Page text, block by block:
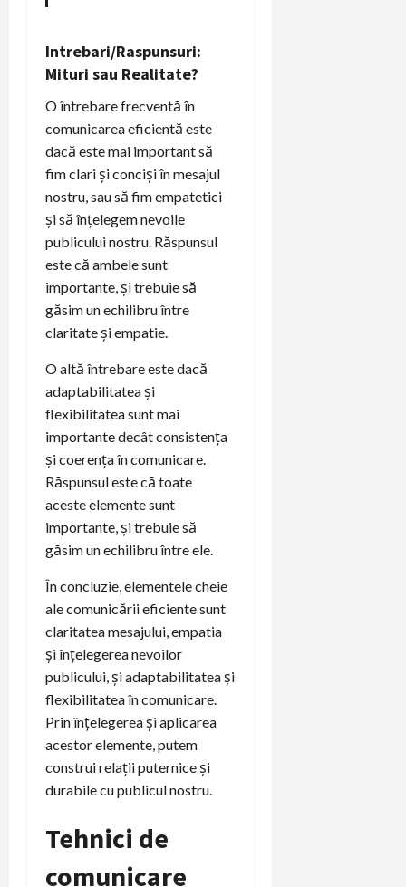
Intrebari/Raspunsuri:
Mituri sau Realitate?
O întrebare frecventă în
comunicarea eficientă este
dacă este mai important să
fim clari și concişi în mesajul
nostru, sau să fim empatetici
și să înțelegem nevoile
publicului nostru. Răspunsul
este că ambele sunt
importante, și trebuie să
găsim un echilibru între
claritate și empatie.
O altă întrebare este dacă
adaptabilitatea și
flexibilitatea sunt mai
importante decât consistența
și coerența în comunicare.
Răspunsul este că toate
aceste elemente sunt
importante, și trebuie să
găsim un echilibru între ele.
În concluzie, elementele cheie
ale comunicării eficiente sunt
claritatea mesajului, empatia
și înțelegerea nevoilor
publicului, și adaptabilitatea și
flexibilitatea în comunicare.
Prin înțelegerea și aplicarea
acestor elemente, putem
construi relații puternice și
durabile cu publicul nostru.
Tehnici de
comunicare